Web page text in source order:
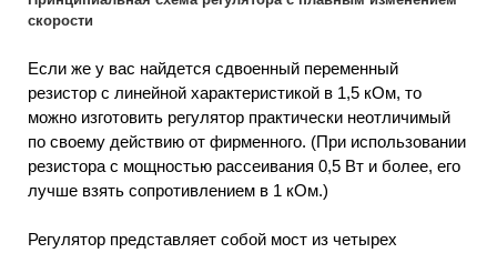
скорости
Если же у вас найдется сдвоенный переменный
резистор с линейной характеристикой в 1,5 кОм, то
можно изготовить регулятор практически неотличимый
по своему действию от фирменного. (При использовании
резистора с мощностью рассеивания 0,5 Вт и более, его
лучше взять сопротивлением в 1 кОм.)
Регулятор представляет собой мост из четырех